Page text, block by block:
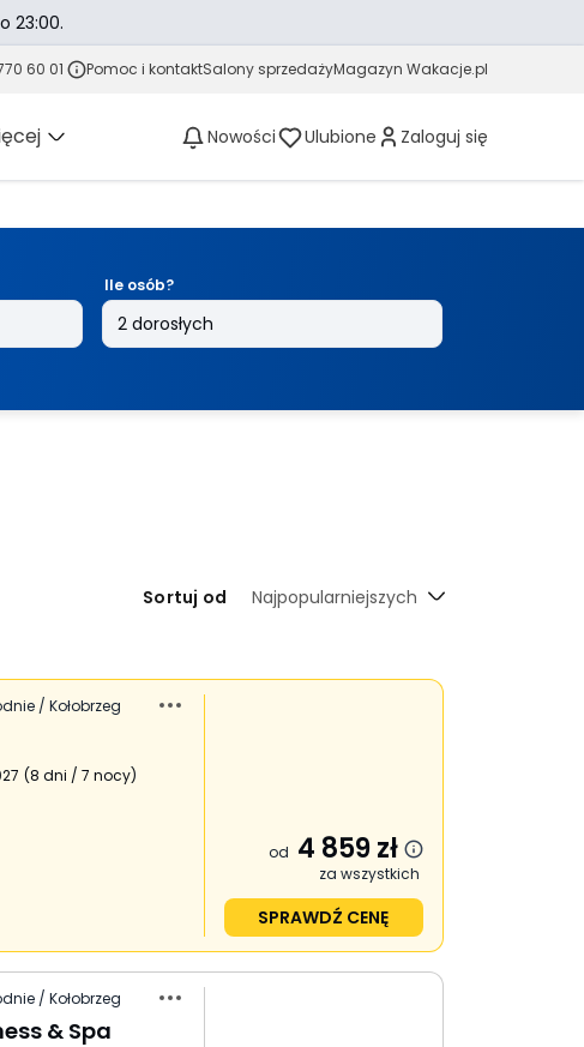
60 01 Pomoc i kontaktSalony sprzedażyMagazyn Wakacje.pl
Nowości Ulubione Zaloguj się
Ile osób?
Sortuj od
Najpopularniejszych
/ Kołobrzeg
(8 dni / 7 nocy)
od 4 859 zł
za wszystkich
SPRAWDŹ CENĘ
/ Kołobrzeg
& Spa
23:00.